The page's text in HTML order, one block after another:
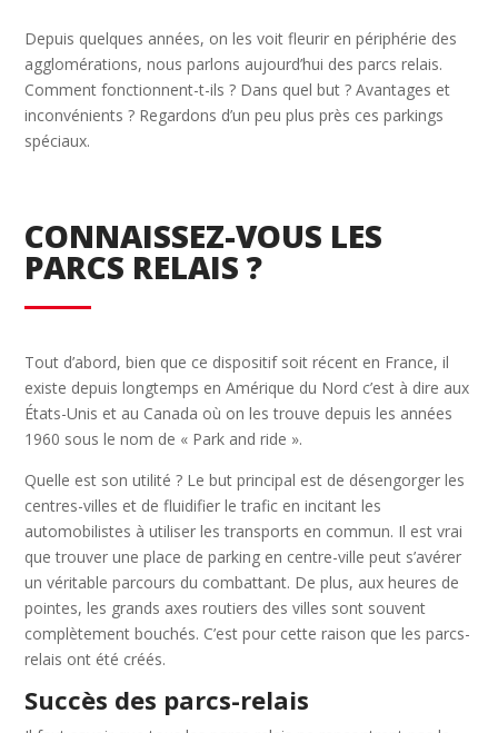
Depuis quelques années, on les voit fleurir en périphérie des
agglomérations, nous parlons aujourd’hui des parcs relais.
Comment fonctionnent-t-ils ? Dans quel but ? Avantages et
inconvénients ? Regardons d’un peu plus près ces parkings
spéciaux.
CONNAISSEZ-VOUS LES
PARCS RELAIS ?
Tout d’abord, bien que ce dispositif soit récent en France, il
existe depuis longtemps en Amérique du Nord c’est à dire aux
États-Unis et au Canada où on les trouve depuis les années
1960 sous le nom de « Park and ride ».
Quelle est son utilité ? Le but principal est de désengorger les
centres-villes et de fluidifier le trafic en incitant les
automobilistes à utiliser les transports en commun. Il est vrai
que trouver une place de parking en centre-ville peut s’avérer
un véritable parcours du combattant. De plus, aux heures de
pointes, les grands axes routiers des villes sont souvent
complètement bouchés. C’est pour cette raison que les parcs-
relais ont été créés.
Succès des parcs-relais